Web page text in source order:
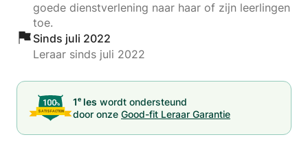
goede dienstverlening naar haar of zijn leerlingen
toe.
Sinds juli 2022
Leraar sinds juli 2022
1e les wordt ondersteund
door onze Good-fit Leraar Garantie